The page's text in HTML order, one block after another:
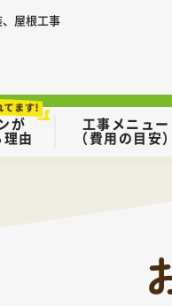
屋根工事
が
由
工事メニュー
（費用の目安）